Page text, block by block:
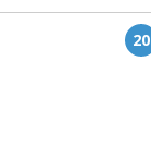
20